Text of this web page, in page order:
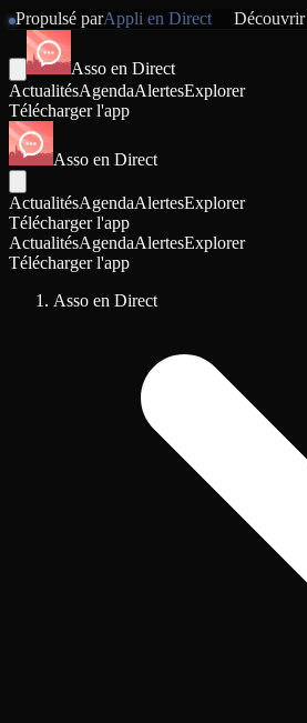
Propulsé parAppli en Direct Découvrir
Asso en Direct
ActualitésAgendaAlertesExplorer
Télécharger l'app
Asso en Direct
ActualitésAgendaAlertesExplorer
Télécharger l'app
ActualitésAgendaAlertesExplorer
Télécharger l'app
Asso en Direct